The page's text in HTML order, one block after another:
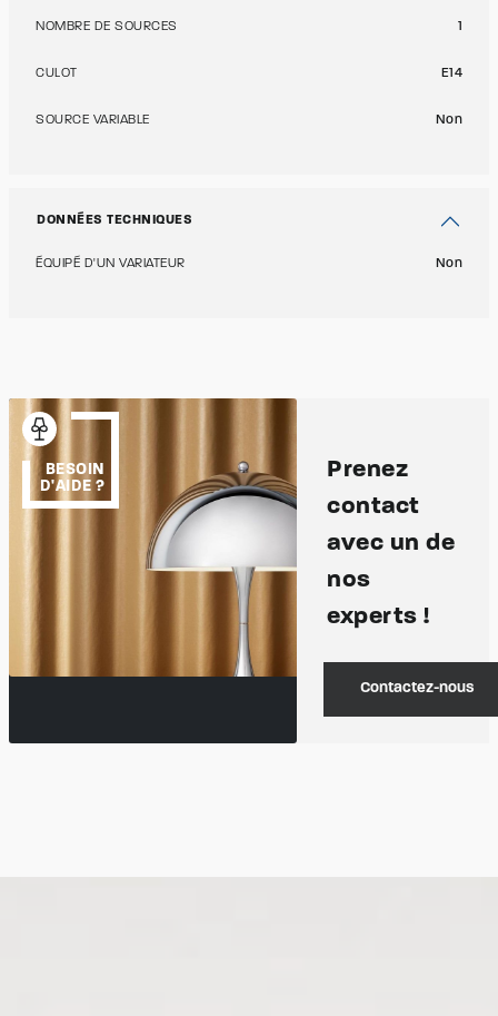
NOMBRE DE SOURCES 1
CULOT E14
SOURCE VARIABLE Non
DONNÉES TECHNIQUES
ÉQUIPÉ D'UN VARIATEUR Non
BESOIN
D'AIDE ?
Prenez
contact
avec un de
nos
experts !
Contactez-nous